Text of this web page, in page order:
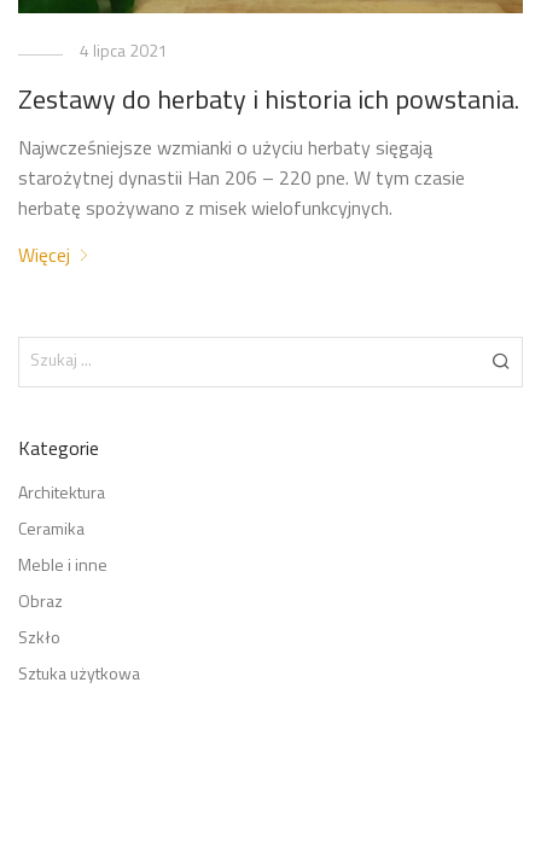
4 lipca 2021
Zestawy do herbaty i historia ich powstania.
Najwcześniejsze wzmianki o użyciu herbaty sięgają
starożytnej dynastii Han 206 – 220 pne. W tym czasie
herbatę spożywano z misek wielofunkcyjnych.
Więcej
Kategorie
Architektura
Ceramika
Meble i inne
Obraz
Szkło
Sztuka użytkowa